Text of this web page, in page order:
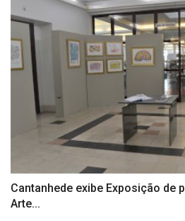
Cantanhede exibe Exposição de
Arte...